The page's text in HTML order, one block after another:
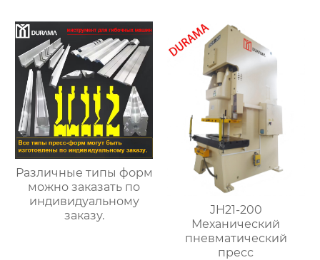
ударником
Различные типы форм
можно заказать по
индивидуальному
заказу.
JH21-200
Механический
пневматический
пресс